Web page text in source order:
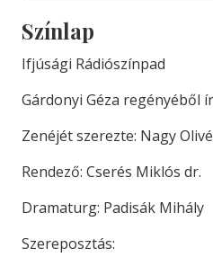
Színlap
Ifjúsági Rádiószínpad
Gárdonyi Géza regényéből
Zenéjét szerezte: Nagy
Rendező: Cserés Miklós dr.
Dramaturg: Padisák Mihály
Szereposztás: